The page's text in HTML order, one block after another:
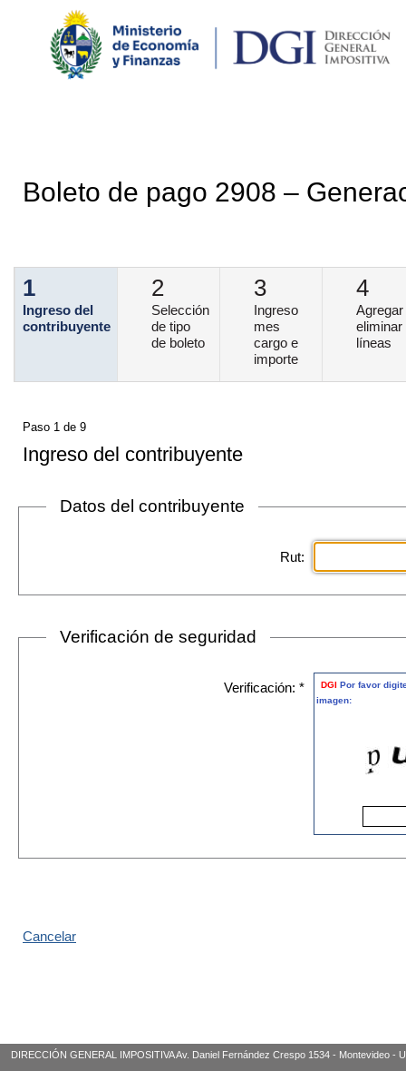
DIRECCIÓN GENERAL IMPOSITIVA Av. Daniel Fernández Crespo 1534 - Montevideo -